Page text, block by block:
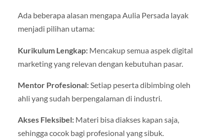
Ada beberapa alasan mengapa Aulia Persada layak
menjadi pilihan utama:
Kurikulum Lengkap:Mencakup semua aspek digital
marketing yang relevan dengan kebutuhan pasar.
Mentor Profesional:Setiap peserta dibimbing oleh
ahli yang sudah berpengalaman di industri.
Akses Fleksibel:Materi bisa diakses kapan saja,
sehingga cocok bagi profesional yang sibuk.